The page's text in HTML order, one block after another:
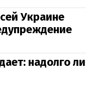
Украине
надолго ли